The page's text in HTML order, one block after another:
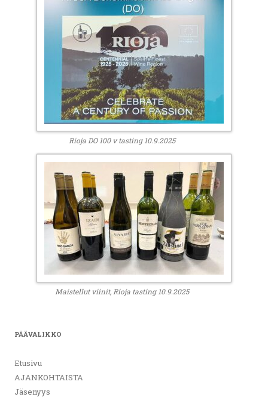
Rioja DO 100 v tasting 10.9.2025
Maistellut viinit, Rioja tasting 10.9.2025
PÄÄVALIKKO
Etusivu
AJANKOHTAISTA
Jäsenyys